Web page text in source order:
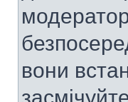
вони